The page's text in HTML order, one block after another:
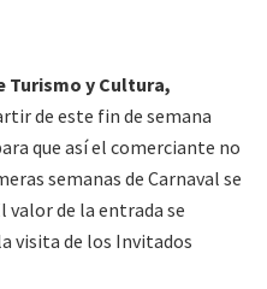
Turismo y Cultura,
de este fin de semana
que así el comerciante no
semanas de Carnaval se
valor de la entrada se
visita de los Invitados